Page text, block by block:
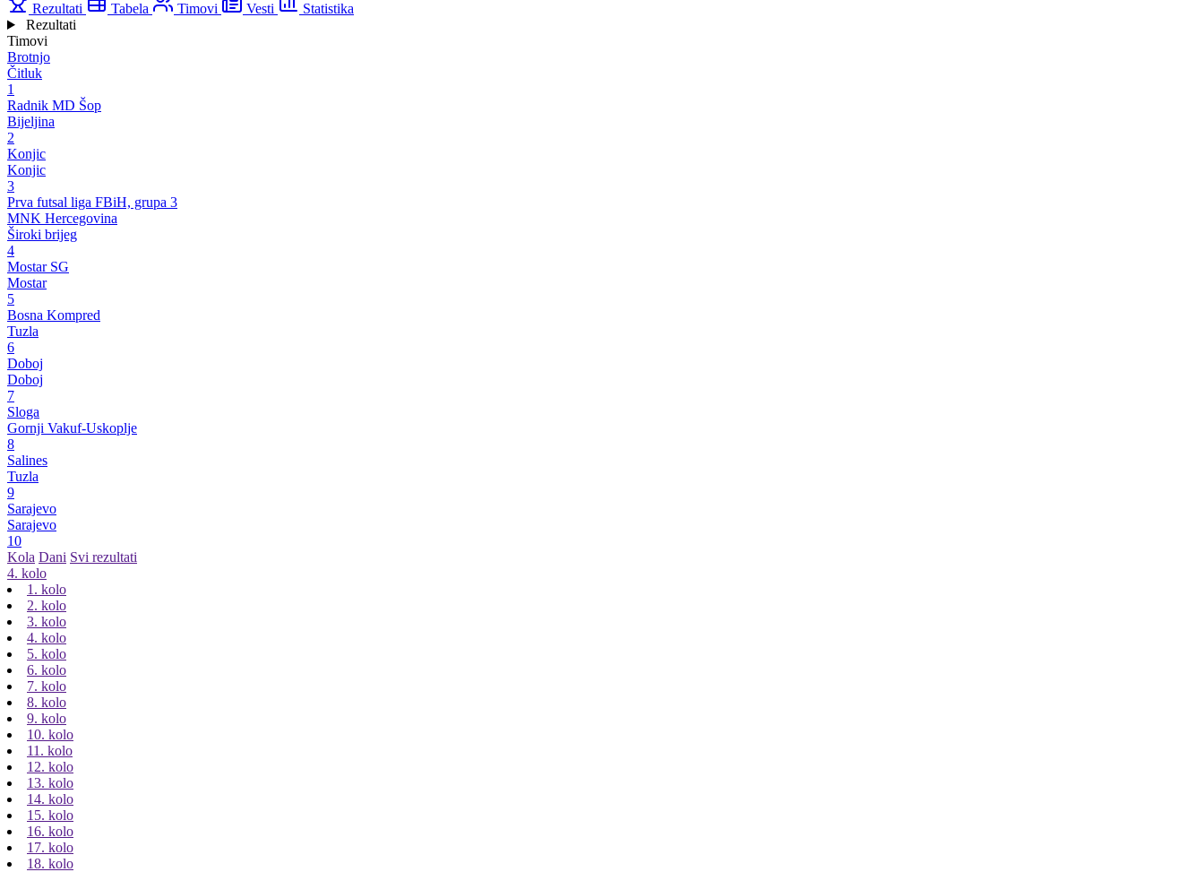
Rezultati Tabela Timovi Vesti
Statistika
Rezultati
Timovi
Brotnjo
Čitluk
1
Radnik MD Šop
Bijeljina
2
Konjic
Konjic
3
Prva futsal liga FBiH, grupa 3
MNK Hercegovina
Široki brijeg
4
Mostar SG
Mostar
5
Bosna Kompred
Tuzla
6
Doboj
Doboj
7
Sloga
Gornji Vakuf-Uskoplje
8
Salines
Tuzla
9
Sarajevo
Sarajevo
10
Kola Dani Svi rezultati
4. kolo
1. kolo
2. kolo
3. kolo
4. kolo
5. kolo
6. kolo
7. kolo
8. kolo
9. kolo
10. kolo
11. kolo
12. kolo
13. kolo
14. kolo
15. kolo
16. kolo
17. kolo
18. kolo